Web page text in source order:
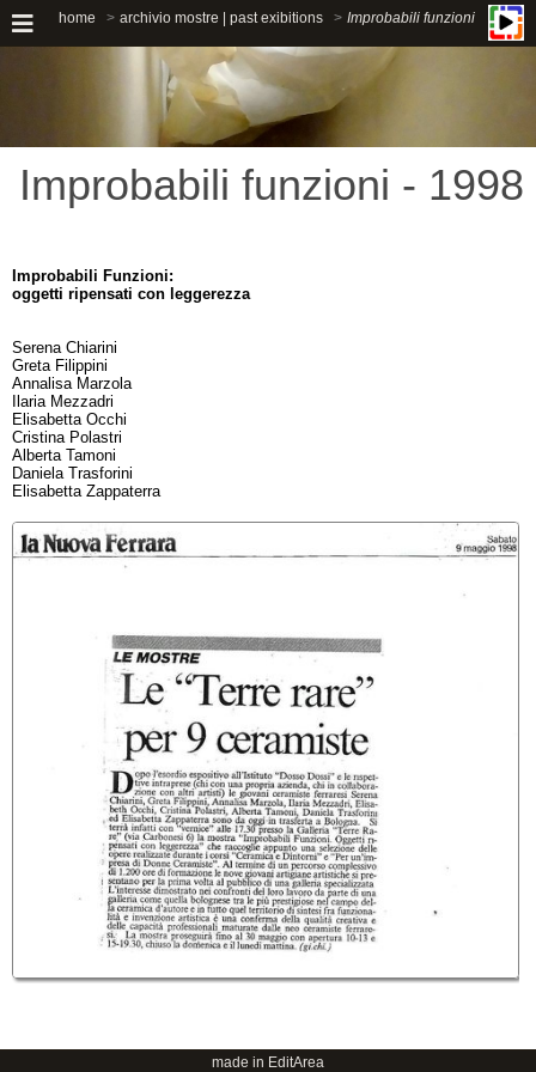
home archivio mostre | past exibitions Improbabili funzioni
Improbabili funzioni - 1998
Improbabili Funzioni:
oggetti ripensati con leggerezza
Serena Chiarini
Greta Filippini
Annalisa Marzola
Ilaria Mezzadri
Elisabetta Occhi
Cristina Polastri
Alberta Tamoni
Daniela Trasforini
Elisabetta Zappaterra
made in EditArea